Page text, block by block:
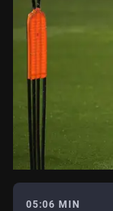
05:06 MIN